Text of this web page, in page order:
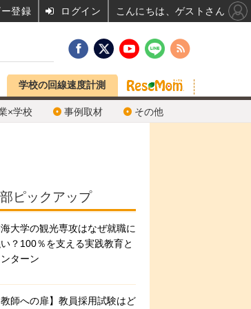
×学校 事例取材 その他
学校の回線速度計測
ピックアップ
大学の観光専攻はなぜ就職に
？100％を支える実践教育と
ターン
教師への扉】教員採用試験はど
登録 ログイン こんにちは、ゲストさん